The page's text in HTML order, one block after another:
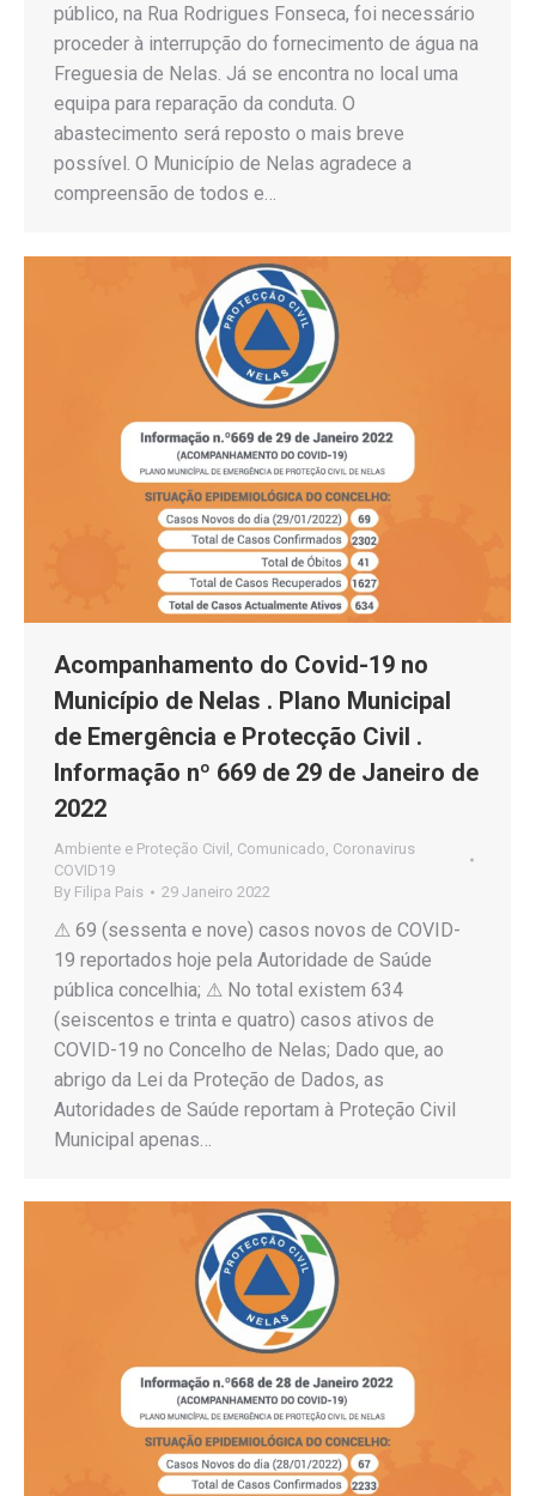
público, na Rua Rodrigues Fonseca, foi necessário
proceder à interrupção do fornecimento de água na
Freguesia de Nelas. Já se encontra no local uma
equipa para reparação da conduta. O
abastecimento será reposto o mais breve
possível. O Município de Nelas agradece a
compreensão de todos e…
Acompanhamento do Covid-19 no
Município de Nelas . Plano Municipal
de Emergência e Protecção Civil .
Informação nº 669 de 29 de Janeiro de
2022
Ambiente e Proteção Civil Comunicado Coronavirus
COVID19
By Filipa Pais 29 Janeiro 2022
⚠ 69 (sessenta e nove) casos novos de COVID-
19 reportados hoje pela Autoridade de Saúde
pública concelhia; ⚠ No total existem 634
(seiscentos e trinta e quatro) casos ativos de
COVID-19 no Concelho de Nelas; Dado que, ao
abrigo da Lei da Proteção de Dados, as
Autoridades de Saúde reportam à Proteção Civil
Municipal apenas…